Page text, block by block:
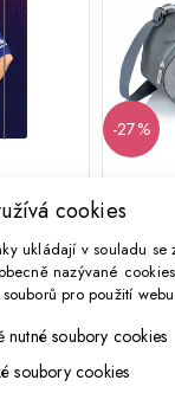
se 3
A4,
mix
-27%
cookies
ukládají v souladu se
nazývané
pro použití
nutné soubory cookies
soubory cookies